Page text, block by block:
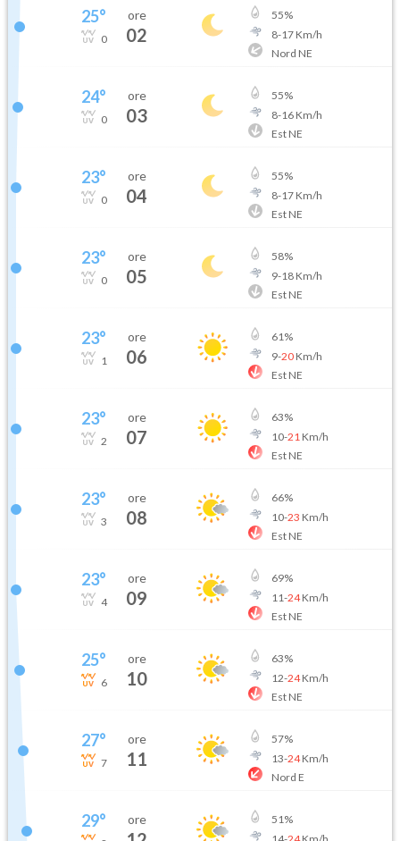
25°
0
ore
02
55%
8-17Km/h
Nord NE
24°
0
ore
03
55%
8-16Km/h
Est NE
23°
0
ore
04
55%
8-17Km/h
Est NE
23°
0
ore
05
58%
9-18Km/h
Est NE
23°
1
ore
06
61%
9-20Km/h
Est NE
23°
2
ore
07
63%
10-21 Km/h
Est NE
23°
3
ore
08
66%
10-23 Km/h
Est NE
23°
4
ore
09
69%
11-24Km/h
Est NE
25°
6
ore
10
63%
12-24Km/h
Est NE
27°
7
ore
11
57%
13-24Km/h
Nord E
29° ore 51%